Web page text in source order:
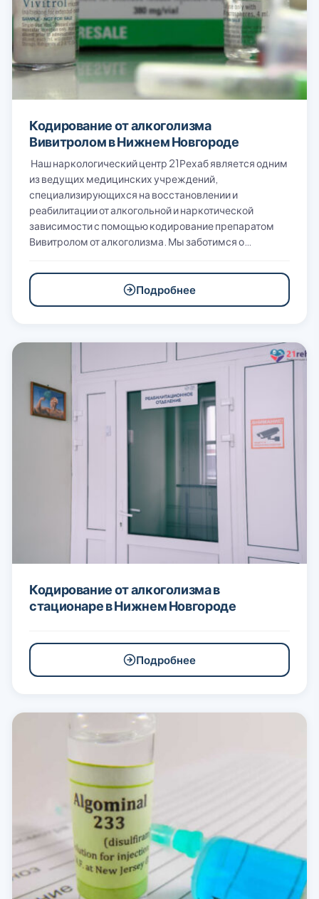
Кодирование от алкоголизма
Вивитролом в Нижнем Новгороде
Наш наркологический центр 21Рехаб является одним
из ведущих медицинских учреждений,
специализирующихся на восстановлении и
реабилитации от алкогольной и наркотической
зависимости с помощью кодирование препаратом
Вивитролом от алкоголизма. Мы заботимся о…
Подробнее
Кодирование от алкоголизма в
стационаре в Нижнем Новгороде
Подробнее